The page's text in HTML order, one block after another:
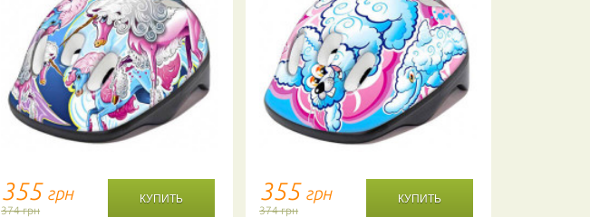
355 грн
374 грн
355 грн
374 грн